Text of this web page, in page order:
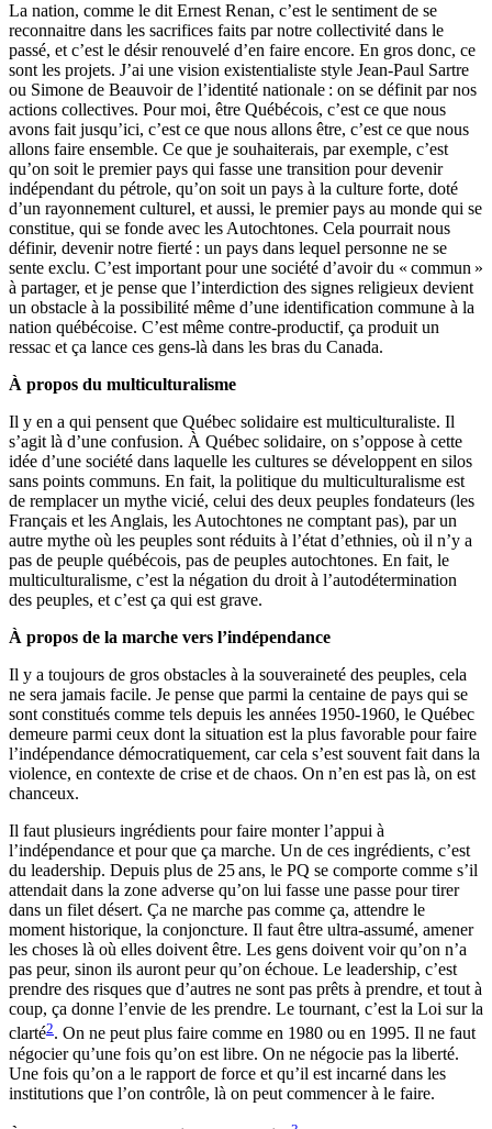
La nation, comme le dit Ernest Renan, c’est le sentiment de se
reconnaitre dans les sacrifices faits par notre collectivité dans le
passé, et c’est le désir renouvelé d’en faire encore. En gros donc, ce
sont les projets. J’ai une vision existentialiste style Jean-Paul Sartre
ou Simone de Beauvoir de l’identité nationale : on se définit par nos
actions collectives. Pour moi, être Québécois, c’est ce que nous
avons fait jusqu’ici, c’est ce que nous allons être, c’est ce que nous
allons faire ensemble. Ce que je souhaiterais, par exemple, c’est
qu’on soit le premier pays qui fasse une transition pour devenir
indépendant du pétrole, qu’on soit un pays à la culture forte, doté
d’un rayonnement culturel, et aussi, le premier pays au monde qui se
constitue, qui se fonde avec les Autochtones. Cela pourrait nous
définir, devenir notre fierté : un pays dans lequel personne ne se
sente exclu. C’est important pour une société d’avoir du « commun »
à partager, et je pense que l’interdiction des signes religieux devient
un obstacle à la possibilité même d’une identification commune à la
nation québécoise. C’est même contre-productif, ça produit un
ressac et ça lance ces gens-là dans les bras du Canada.
À propos du multiculturalisme
Il y en a qui pensent que Québec solidaire est multiculturaliste. Il
s’agit là d’une confusion. À Québec solidaire, on s’oppose à cette
idée d’une société dans laquelle les cultures se développent en silos
sans points communs. En fait, la politique du multiculturalisme est
de remplacer un mythe vicié, celui des deux peuples fondateurs (les
Français et les Anglais, les Autochtones ne comptant pas), par un
autre mythe où les peuples sont réduits à l’état d’ethnies, où il n’y a
pas de peuple québécois, pas de peuples autochtones. En fait, le
multiculturalisme, c’est la négation du droit à l’autodétermination
des peuples, et c’est ça qui est grave.
À propos de la marche vers l’indépendance
Il y a toujours de gros obstacles à la souveraineté des peuples, cela
ne sera jamais facile. Je pense que parmi la centaine de pays qui se
sont constitués comme tels depuis les années 1950-1960, le Québec
demeure parmi ceux dont la situation est la plus favorable pour faire
l’indépendance démocratiquement, car cela s’est souvent fait dans la
violence, en contexte de crise et de chaos. On n’en est pas là, on est
chanceux.
Il faut plusieurs ingrédients pour faire monter l’appui à
l’indépendance et pour que ça marche. Un de ces ingrédients, c’est
du leadership. Depuis plus de 25 ans, le PQ se comporte comme s’il
attendait dans la zone adverse qu’on lui fasse une passe pour tirer
dans un filet désert. Ça ne marche pas comme ça, attendre le
moment historique, la conjoncture. Il faut être ultra-assumé, amener
les choses là où elles doivent être. Les gens doivent voir qu’on n’a
pas peur, sinon ils auront peur qu’on échoue. Le leadership, c’est
prendre des risques que d’autres ne sont pas prêts à prendre, et tout à
coup, ça donne l’envie de les prendre. Le tournant, c’est la Loi sur la
clarté2. On ne peut plus faire comme en 1980 ou en 1995. Il ne faut
négocier qu’une fois qu’on est libre. On ne négocie pas la liberté.
Une fois qu’on a le rapport de force et qu’il est incarné dans les
institutions que l’on contrôle, là on peut commencer à le faire.